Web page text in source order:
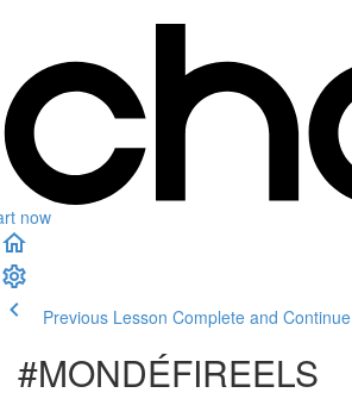
now
Previous Lesson Complete and Continue
#MONDÉFIREELS